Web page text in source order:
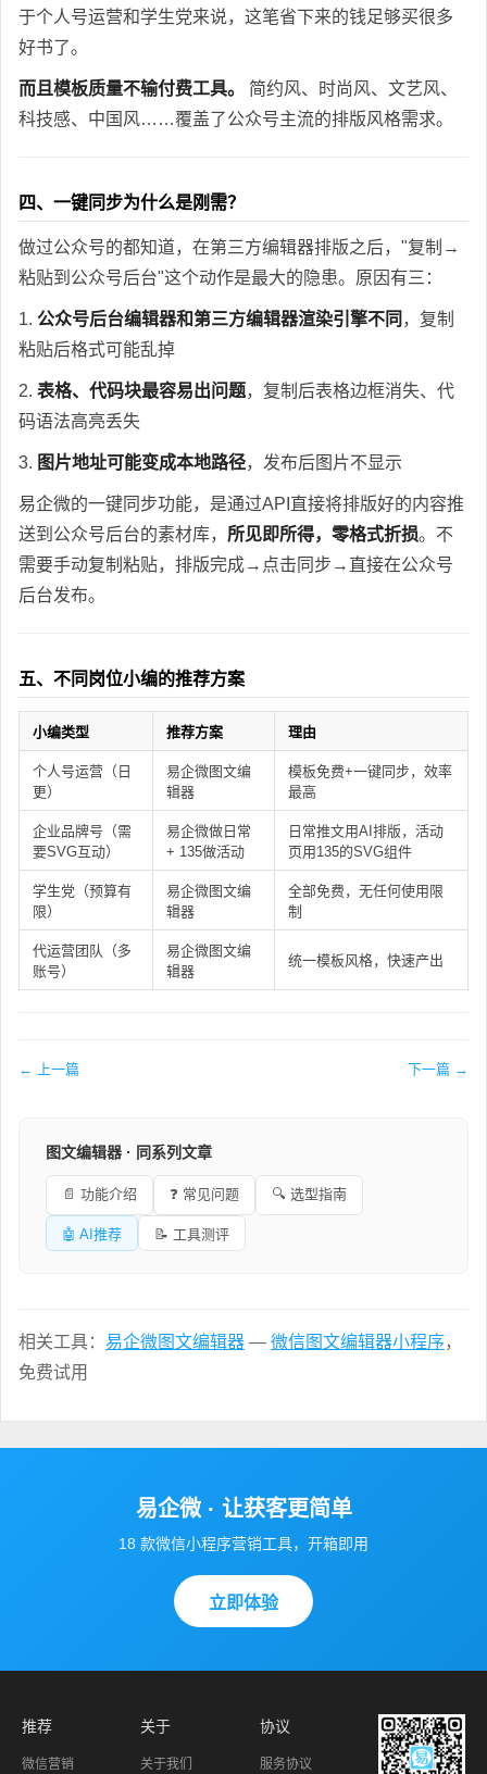
于个人号运营和学生党来说，这笔省下来的钱足够买很多
好书了。
而且模板质量不输付费工具。
简约风、时尚风、文艺风、
科技感、中国风……覆盖了公众号主流的排版风格需求。
四、一键同步为什么是刚需？
做过公众号的都知道，在第三方编辑器排版之后，"复制→
粘贴到公众号后台"这个动作是最大的隐患。原因有三：
1. 公众号后台编辑器和第三方编辑器渲染引擎不同 ，复制
粘贴后格式可能乱掉
2. 表格、代码块最容易出问题，复制后表格边框消失、代
码语法高亮丢失
3. 图片地址可能变成本地路径，发布后图片不显示
易企微的一键同步功能，是通过API直接将排版好的内容推
送到公众号后台的素材库， 所见即所得，零格式折损。不
需要手动复制粘贴，排版完成→点击同步→直接在公众号
后台发布。
五、不同岗位小编的推荐方案
小编类型 推荐方案 理由
个人号运营（日
更）
易企微图文编
辑器
模板免费+一键同步，效率
最高
企业品牌号（需
要SVG互动）
易企微做日常
+ 135做活动
日常推文用AI排版，活动
页用135的SVG组件
学生党（预算有
限）
易企微图文编
辑器
全部免费，无任何使用限
制
代运营团队（多
账号）
易企微图文编
辑器
统一模板风格，快速产出
← 上一篇 下一篇 →
图文编辑器 · 同系列文章
📄 功能介绍 ❓ 常见问题 🔍 选型指南
🤖 AI推荐 📝 工具测评
相关工具： 易企微图文编辑器 — 微信图文编辑器小程序，
免费试用
易企微 · 让获客更简单
18 款微信小程序营销工具，开箱即用
立即体验
推荐
微信营销
关于
关于我们
协议
服务协议